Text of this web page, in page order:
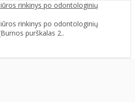
rinkinys po odontologinių
rinkinys po odontologinių
purškalas 2..